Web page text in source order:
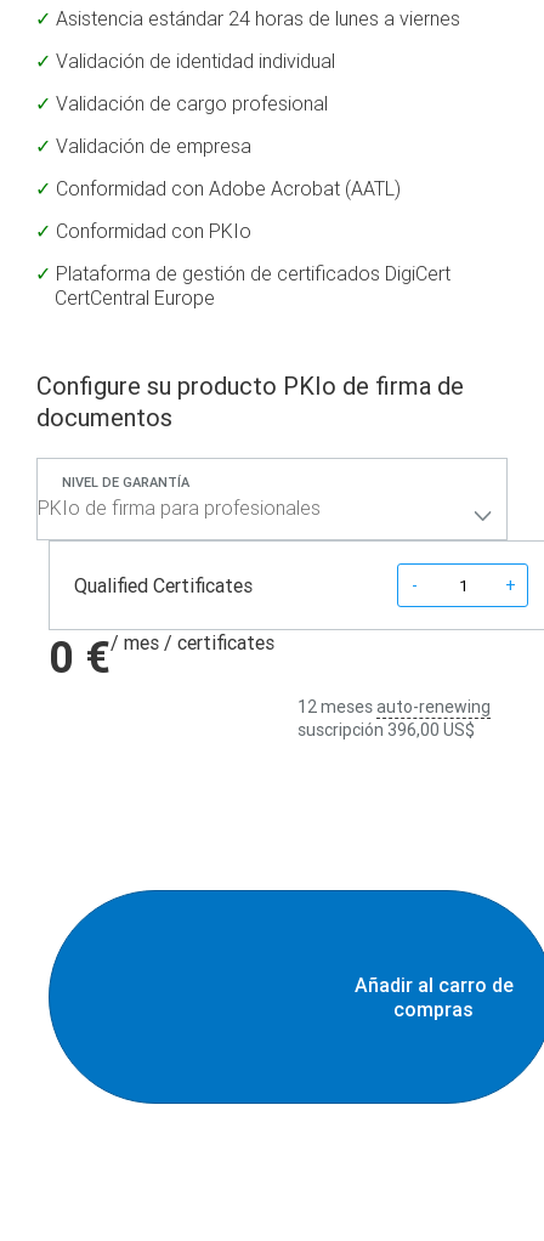
Asistencia estándar 24 horas de lunes a viernes
Validación de identidad individual
Validación de cargo profesional
Validación de empresa
Conformidad con Adobe Acrobat (AATL)
Conformidad con PKIo
Plataforma de gestión de certificados DigiCert
CertCentral Europe
Configure su producto PKIo de firma de
documentos
NIVEL DE GARANTÍA
Qualified Certificates - +
0 €/ mes / certificates
12 mesesauto-renewing
suscripción 396,00 US$
Añadir al carro de
compras